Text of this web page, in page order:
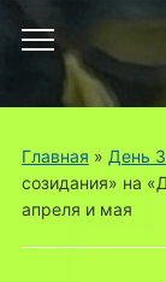
Переключить
мобильное
меню
Главная » День
созидания» на
апреля и мая